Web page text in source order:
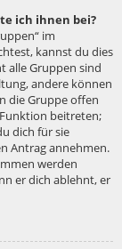
ich ihnen bei?
im
kannst du dies
alle Gruppen sind
andere können
die Gruppe offen
beitreten;
dich für sie
Antrag annehmen.
werden
er dich ablehnt, er